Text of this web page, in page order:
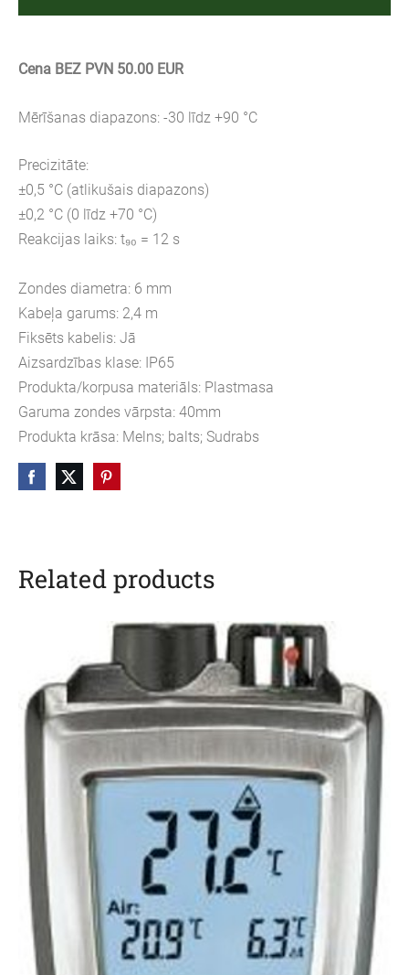
Cena BEZ PVN 50.00 EUR
Mērīšanas diapazons: -30 līdz +90 °C
Precizitāte:
±0,5 °C (atlikušais diapazons)
±0,2 °C (0 līdz +70 °C)
Reakcijas laiks: t₉₀ = 12 s
Zondes diametra: 6 mm
Kabeļa garums: 2,4 m
Fiksēts kabelis: Jā
Aizsardzības klase: IP65
Produkta/korpusa materiāls: Plastmasa
Garuma zondes vārpsta: 40mm
Produkta krāsa: Melns; balts; Sudrabs
Related products